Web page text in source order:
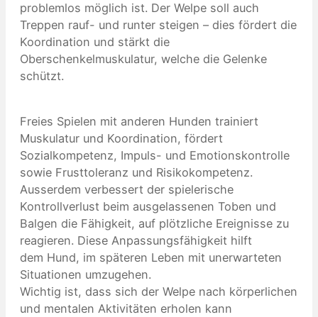
problemlos möglich ist. Der Welpe soll auch
Treppen rauf- und runter steigen – dies fördert die
Koordination und stärkt die
Oberschenkelmuskulatur, welche die Gelenke
schützt.
Freies Spielen mit anderen Hunden trainiert
Muskulatur und Koordination, fördert
Sozialkompetenz, Impuls- und Emotionskontrolle
sowie Frusttoleranz und Risikokompetenz.
Ausserdem verbessert der spielerische
Kontrollverlust beim ausgelassenen Toben und
Balgen die Fähigkeit, auf plötzliche Ereignisse zu
reagieren. Diese Anpassungsfähigkeit hilft
dem Hund, im späteren Leben mit unerwarteten
Situationen umzugehen.
Wichtig ist, dass sich der Welpe nach körperlichen
und mentalen Aktivitäten erholen kann